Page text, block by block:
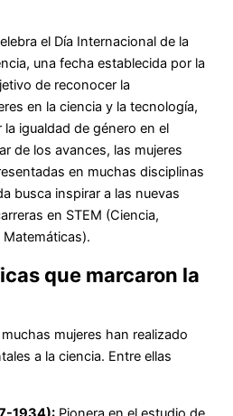
el Día Internacional de la
una fecha establecida por la
de reconocer la
en la ciencia y la tecnología,
igualdad de género en el
de los avances, las mujeres
en muchas disciplinas
busca inspirar a las nuevas
en STEM (Ciencia,
que marcaron la
mujeres han realizado
a la ciencia. Entre ellas